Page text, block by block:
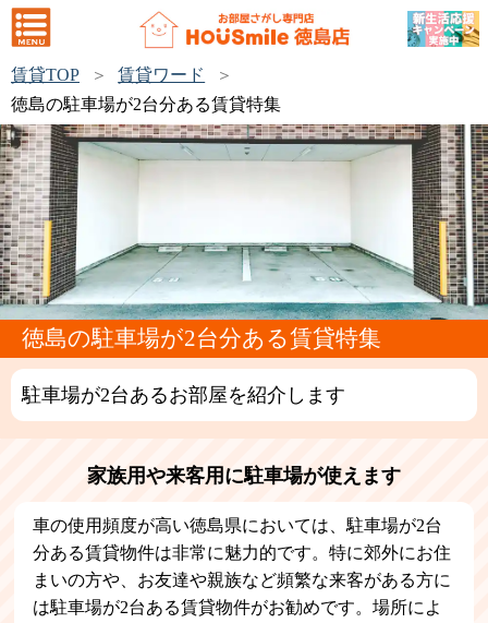
賃貸TOP
賃貸ワード
徳島の駐車場が2台分ある賃貸特集
徳島の駐車場が2台分ある賃貸特集
駐車場が2台あるお部屋を紹介します
家族用や来客用に駐車場が使えます
車の使用頻度が高い徳島県においては、駐車場が2台
分ある賃貸物件は非常に魅力的です。特に郊外にお住
まいの方や、お友達や親族など頻繁な来客がある方に
は駐車場が2台ある賃貸物件がお勧めです。場所によ